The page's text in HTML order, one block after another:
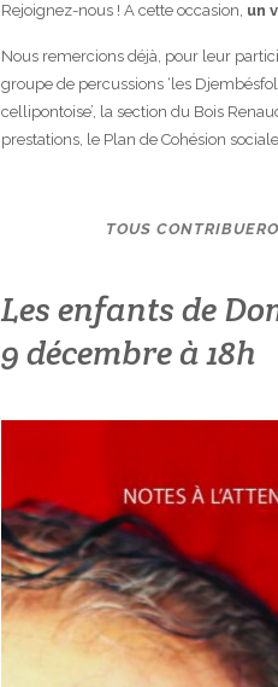
Rejoignez-nous ! A cette occasion, un
Nous remercions déjà, pour leur
groupe de percussions ‘les
cellipontoise’, la section du Bois
prestations, le Plan de Cohésion
TOUS
Les enfants de
9 décembre à 18h